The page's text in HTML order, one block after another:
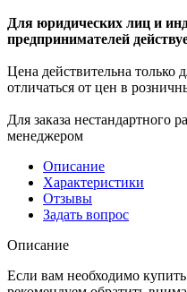
Для юридических лиц и
предпринимателей
Цена действительна только
отличаться от цен в
Для заказа нестандартного
менеджером
Описание
Характеристики
Отзывы
Задать вопрос
Описание
Если вам необходимо